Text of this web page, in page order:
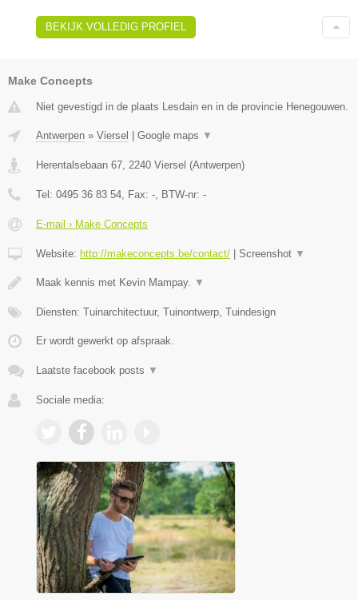
BEKIJK VOLLEDIG PROFIEL
Make Concepts
Niet gevestigd in de plaats Lesdain en in de provincie Henegouwen.
Antwerpen » Viersel | Google maps ▼
Herentalsebaan 67 2240 Viersel (Antwerpen)
Tel: 0495 36 83 54 , Fax: - , BTW-nr: -
E-mail › Make Concepts
Website: http://makeconcepts.be/contact/ | Screenshot ▼
Maak kennis met Kevin Mampay. ▼
Diensten: Tuinarchitectuur, Tuinontwerp, Tuindesign
Er wordt gewerkt op afspraak.
Laatste facebook posts ▼
Sociale media: